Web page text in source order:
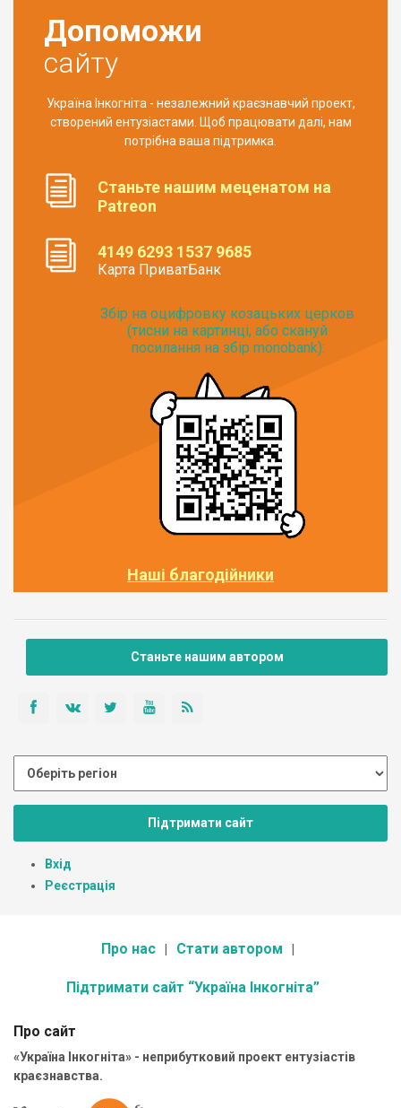
Допоможи
сайту
Україна Інкогніта - незалежний краєзнавчий проект,
створений ентузіастами. Щоб працювати далі, нам
потрібна ваша підтримка.
Станьте нашим меценатом на
Patreon
4149 6293 1537 9685
Карта ПриватБанк
Збір на оцифровку козацьких церков
(тисни на картинці, або скануй
посилання на збір monobank):
Наші благодійники
Станьте нашим автором
Підтримати сайт
Вхід
Реєстрація
Про нас Стати автором
Підтримати сайт “Україна Інкогніта”
Про сайт
«Україна Інкогніта» - неприбутковий проект ентузіастів
краєзнавства.